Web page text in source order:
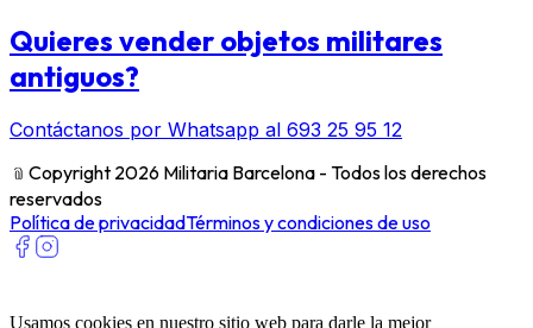
Quieres vender objetos militares
antiguos?
Contáctanos por Whatsapp al 693 25 95 12
﹫ Copyright 2026 Militaria Barcelona - Todos los derechos
reservados
Política de privacidadTérminos y condiciones de uso
Usamos cookies en nuestro sitio web para darle la mejor